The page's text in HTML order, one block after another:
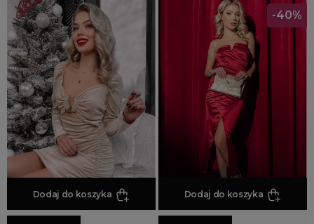
Dodaj do koszyka Dodaj do koszyka
-40%